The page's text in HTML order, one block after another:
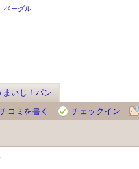
ベーグル
まいじ！パン
コミを書く
チェックイン